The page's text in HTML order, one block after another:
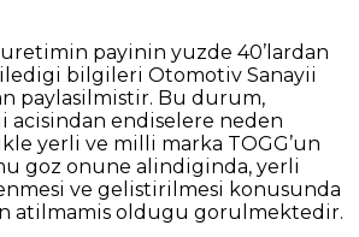
payinin yuzde 40’lardan
bilgileri Otomotiv Sanayii
paylasilmistir. Bu durum,
acisindan endiselere neden
yerli ve milli marka TOGG’un
goz onune alindiginda, yerli
ve gelistirilmesi konusunda
atilmamis oldugu gorulmektedir.